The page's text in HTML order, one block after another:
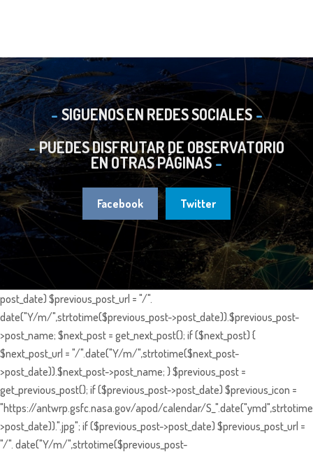
SIGUENOS EN REDES SOCIALES
PUEDES DISFRUTAR DE OBSERVATORIO
EN OTRAS PÁGINAS
Facebook Twitter
post_date) $previous_post_url = "/".
date("Y/m/",strtotime($previous_post->post_date)).$previous_post-
>post_name; $next_post = get_next_post(); if ($next_post) {
$next_post_url = "/".date("Y/m/",strtotime($next_post-
>post_date)).$next_post->post_name; } $previous_post =
get_previous_post(); if ($previous_post->post_date) $previous_icon =
"https://antwrp.gsfc.nasa.gov/apod/calendar/
>post_date)).".jpg"; if ($previous_post->post_date) $previous_post_url =
"/". date("Y/m/",strtotime($previous_post-